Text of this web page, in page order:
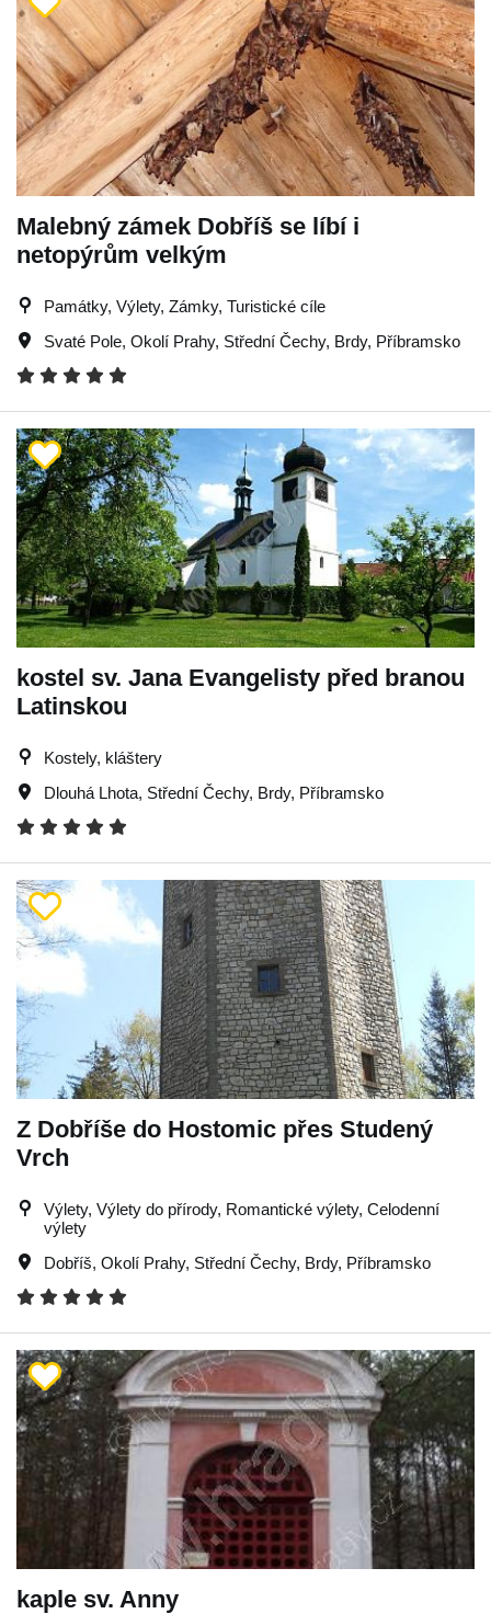
Malebný zámek Dobříš se líbí i
netopýrům velkým
Památky, Výlety, Zámky, Turistické cíle
Svaté Pole, Okolí Prahy, Střední Čechy, Brdy, Příbramsko
kostel sv. Jana Evangelisty před branou
Latinskou
Kostely, kláštery
Dlouhá Lhota, Střední Čechy, Brdy, Příbramsko
Z Dobříše do Hostomic přes Studený
Vrch
Výlety, Výlety do přírody, Romantické výlety, Celodenní
výlety
Dobříš, Okolí Prahy, Střední Čechy, Brdy, Příbramsko
kaple sv. Anny